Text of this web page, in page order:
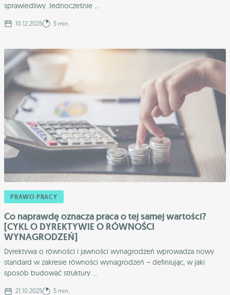
sprawiedliwy. Jednocześnie ...
10.12.2025 5 min.
PRAWO PRACY
Co naprawdę oznacza praca o tej samej wartości?
[CYKL O DYREKTYWIE O RÓWNOŚCI
WYNAGRODZEŃ]
Dyrektywa o równości i jawności wynagrodzeń wprowadza nowy
standard w zakresie równości wynagrodzeń – definiując, w jaki
sposób budować struktury ...
21.10.2025 5 min.